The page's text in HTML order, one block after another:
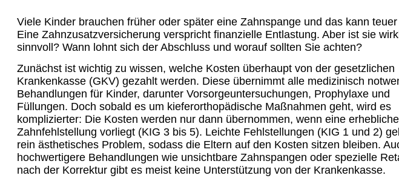
Viele Kinder brauchen früher oder später eine Zahnspange und das kann
Eine Zahnzusatzversicherung verspricht finanzielle Entlastung. Aber ist sie
sinnvoll? Wann lohnt sich der Abschluss und worauf sollten Sie achten?
Zunächst ist wichtig zu wissen, welche Kosten überhaupt von der gesetzlichen
Krankenkasse (GKV) gezahlt werden. Diese übernimmt alle medizinisch
Behandlungen für Kinder, darunter Vorsorgeuntersuchungen, Prophylaxe und
Füllungen. Doch sobald es um kieferorthopädische Maßnahmen geht, wird es
komplizierter: Die Kosten werden nur dann übernommen, wenn eine erhebliche
Zahnfehlstellung vorliegt (KIG 3 bis 5). Leichte Fehlstellungen (KIG 1 und 2)
rein ästhetisches Problem, sodass die Eltern auf den Kosten sitzen bleiben.
hochwertigere Behandlungen wie unsichtbare Zahnspangen oder spezielle
nach der Korrektur gibt es meist keine Unterstützung von der Krankenkasse.